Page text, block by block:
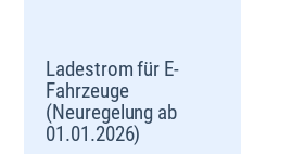
Ladestrom für E-
Fahrzeuge
(Neuregelung ab
01.01.2026)